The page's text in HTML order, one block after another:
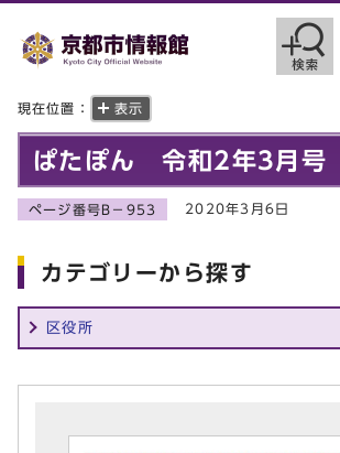
現在位置： 表示
ぱたぽん 令和2年3月号
ページ番号B－953 2020年3月6日
カテゴリーから探す
区役所